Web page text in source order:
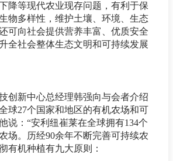
降等现代农业现存问题，有利于保
物多样性，维护土壤、环境、生态
可向社会提供营养丰富、优质安全
全社会整体生态文明和可持续发展
创新中心总经理韩强向与会者介绍
球27个国家和地区的有机农场和可
说：“安利纽崔莱在全球拥有134个
场。历经90余年不断完善可持续农
有机种植有九大原则：